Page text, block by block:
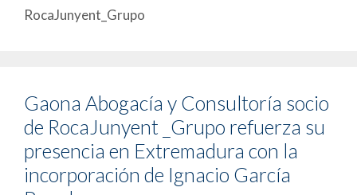
RocaJunyent_Grupo
Gaona Abogacía y Consultoría socio
de RocaJunyent _Grupo refuerza su
presencia en Extremadura con la
incorporación de Ignacio García